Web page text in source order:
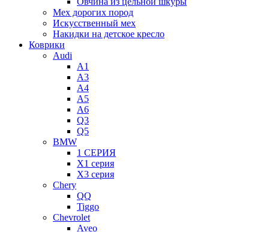
Мех дорогих пород
Искусственный мех
Накидки на детское кресло
Коврики
Audi
A1
A3
A4
A5
A6
Q3
Q5
BMW
1 СЕРИЯ
X1 серия
X3 серия
Chery
QQ
Tiggo
Chevrolet
Aveo